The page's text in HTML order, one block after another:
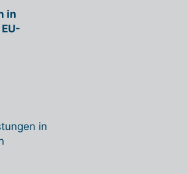
in
EU-
in